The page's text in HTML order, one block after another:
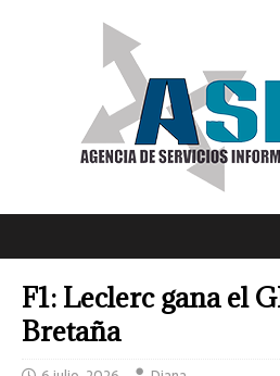
F1: Leclerc gana el
Bretaña